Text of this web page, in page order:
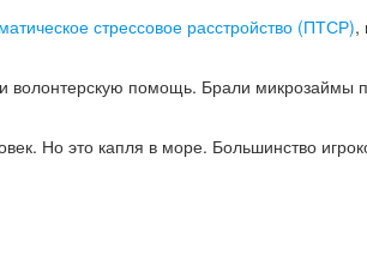
стрессовое расстройство (ПТСР),
волонтерскую помощь. Брали микрозаймы
Но это капля в море. Большинство